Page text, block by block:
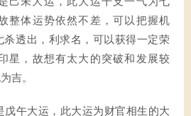
整体运势依然不差，可以把握机
透出，利求名，可以获得一定荣
星，故想有太大的突破和发展较
吉。
午大运，此大运为财官相生的大